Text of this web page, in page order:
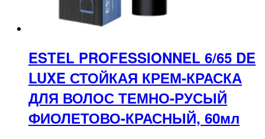
ESTEL PROFESSIONNEL 6/65 DE
LUXE СТОЙКАЯ КРЕМ-КРАСКА
ДЛЯ ВОЛОС ТЕМНО-РУСЫЙ
ФИОЛЕТОВО-КРАСНЫЙ, 60мл